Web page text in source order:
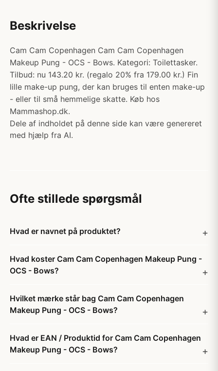
Beskrivelse
Cam Cam Copenhagen Cam Cam Copenhagen
Makeup Pung - OCS - Bows. Kategori: Toilettasker.
Tilbud: nu 143.20 kr. (regalo 20% fra 179.00 kr.) Fin
lille make-up pung, der kan bruges til enten make-up
- eller til små hemmelige skatte. Køb hos
Mammashop.dk.
Dele af indholdet på denne side kan være genereret
med hjælp fra AI.
Ofte stillede spørgsmål
Hvad er navnet på produktet?
Hvad koster Cam Cam Copenhagen Makeup Pung -
OCS - Bows?
Hvilket mærke står bag Cam Cam Copenhagen
Makeup Pung - OCS - Bows?
Hvad er EAN / Produktid for Cam Cam Copenhagen
Makeup Pung - OCS - Bows?